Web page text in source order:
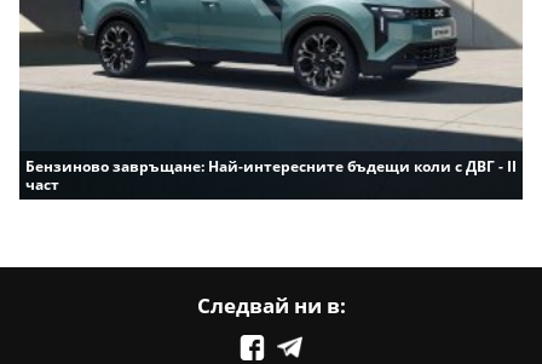
Бензиново завръщане: Най-интересните бъдещи коли с ДВГ - II
част
Следвай ни в: